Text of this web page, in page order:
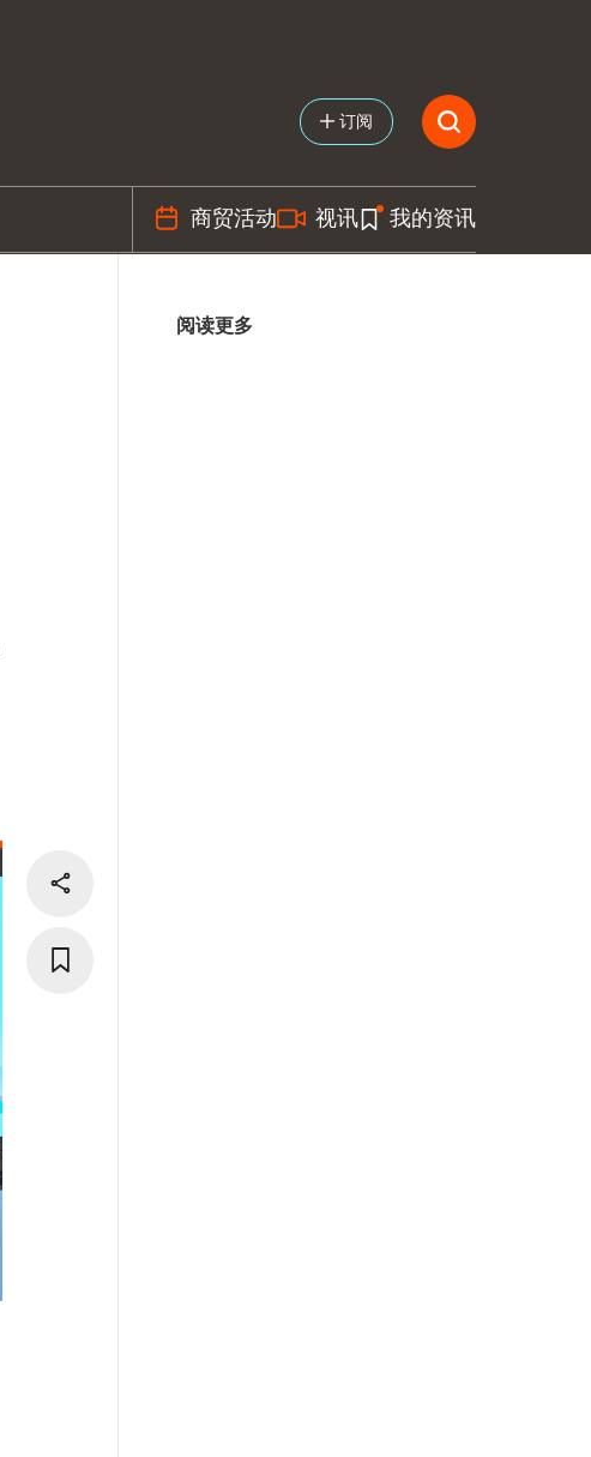
订阅
商贸活动 视讯 我的资讯
阅读更多